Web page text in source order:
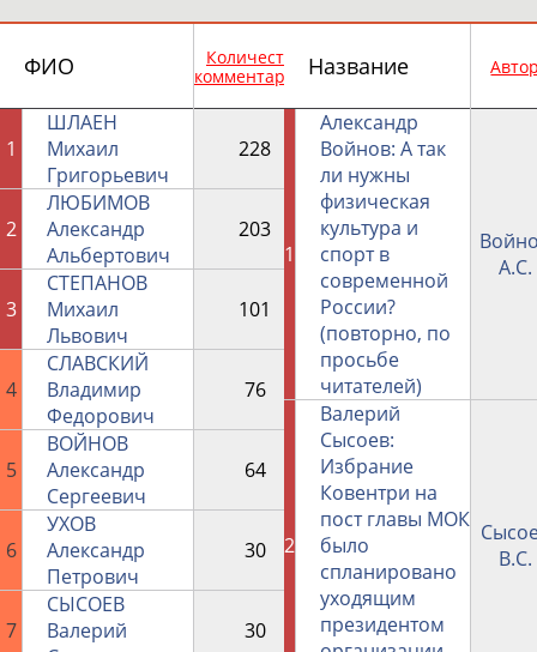
ФИО
Количество
комментариев
Количество
просмотров
1
ШЛАЕН
Михаил
Григорьевич
228 219581
2
ЛЮБИМОВ
Александр
Альбертович
203 153098
3
СТЕПАНОВ
Михаил
Львович
101 101067
4
СЛАВСКИЙ
Владимир
Федорович
76 93203
5
ВОЙНОВ
Александр
Сергеевич
64 70290
6
УХОВ
Александр
Петрович
30 41070
7
СЫСОЕВ
Валерий
30 36096
Название
1
Александр
Войнов: А так
ли нужны
физическая
культура и
спорт в
современной
России?
(повторно, по
просьбе
читателей)
А.С.
2
Валерий
Сысоев:
Избрание
Ковентри на
пост главы МОК
было
спланировано
уходящим
президентом
В.С.